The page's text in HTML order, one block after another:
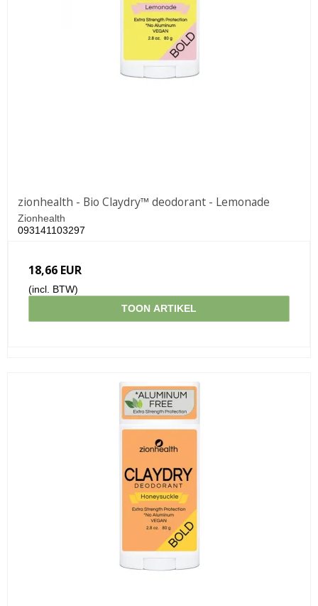
zionhealth - Bio Claydry™ deodorant - Lemonade
Zionhealth
093141103297
18,66 EUR
(incl. BTW)
TOON ARTIKEL